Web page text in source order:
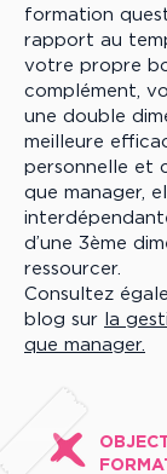
formation
rapport au
votre propre
complément,
une double
meilleure
personnelle et
que manager,
d’une 3ème
ressourcer.
Consultez
blog sur la
que manager.